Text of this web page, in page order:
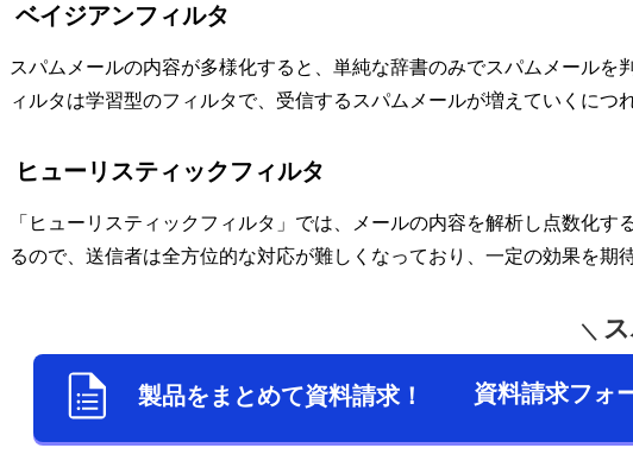
ベイジアンフィルタ
スパムメールの内容が多様化すると、単純な辞書のみでスパムメール
ィルタは学習型のフィルタで、受信するスパムメールが増えていくにつ
ヒューリスティックフィルタ
「ヒューリスティックフィルタ」では、メールの内容を解析し点数化
るので、送信者は全方位的な対応が難しくなっており、一定の効果を期
＼
製品をまとめて資料請求！ 資料請求フォ